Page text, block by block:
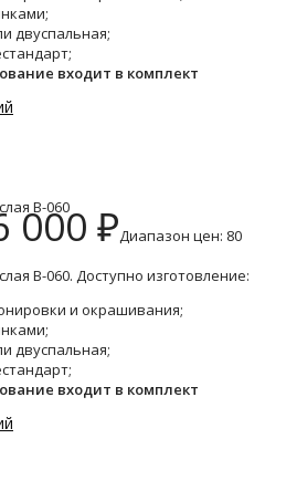
двуспальная;
входит в комплект
B-060
000 ₽Диапазон цен: 80
B-060. Доступно изготовление:
и окрашивания;
двуспальная;
входит в комплект